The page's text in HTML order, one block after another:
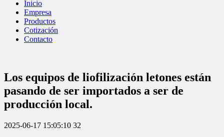
Inicio
Empresa
Productos
Cotización
Contacto
Los equipos de liofilización letones están
pasando de ser importados a ser de
producción local.
2025-06-17 15:05:10 32